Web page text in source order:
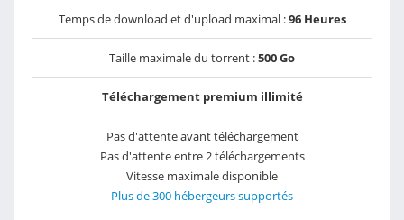
Temps de download et d'upload maximal :96 Heures
Taille maximale du torrent :500 Go
Téléchargement premium illimité
Pas d'attente avant téléchargement
Pas d'attente entre 2 téléchargements
Vitesse maximale disponible
Plus de 300 hébergeurs supportés